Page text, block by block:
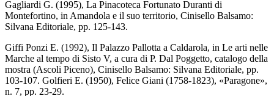
Gagliardi G. (1995), La Pinacoteca Fortunato Duranti di
Montefortino, in Amandola e il suo territorio, Cinisello Balsamo:
Silvana Editoriale, pp. 125-143.
Giffi Ponzi E. (1992), Il Palazzo Pallotta a Caldarola, in Le arti nelle
Marche al tempo di Sisto V, a cura di P. Dal Poggetto, catalogo della
mostra (Ascoli Piceno), Cinisello Balsamo: Silvana Editoriale, pp.
103-107. Golfieri E. (1950), Felice Giani (1758-1823), «Paragone»,
n. 7, pp. 23-29.